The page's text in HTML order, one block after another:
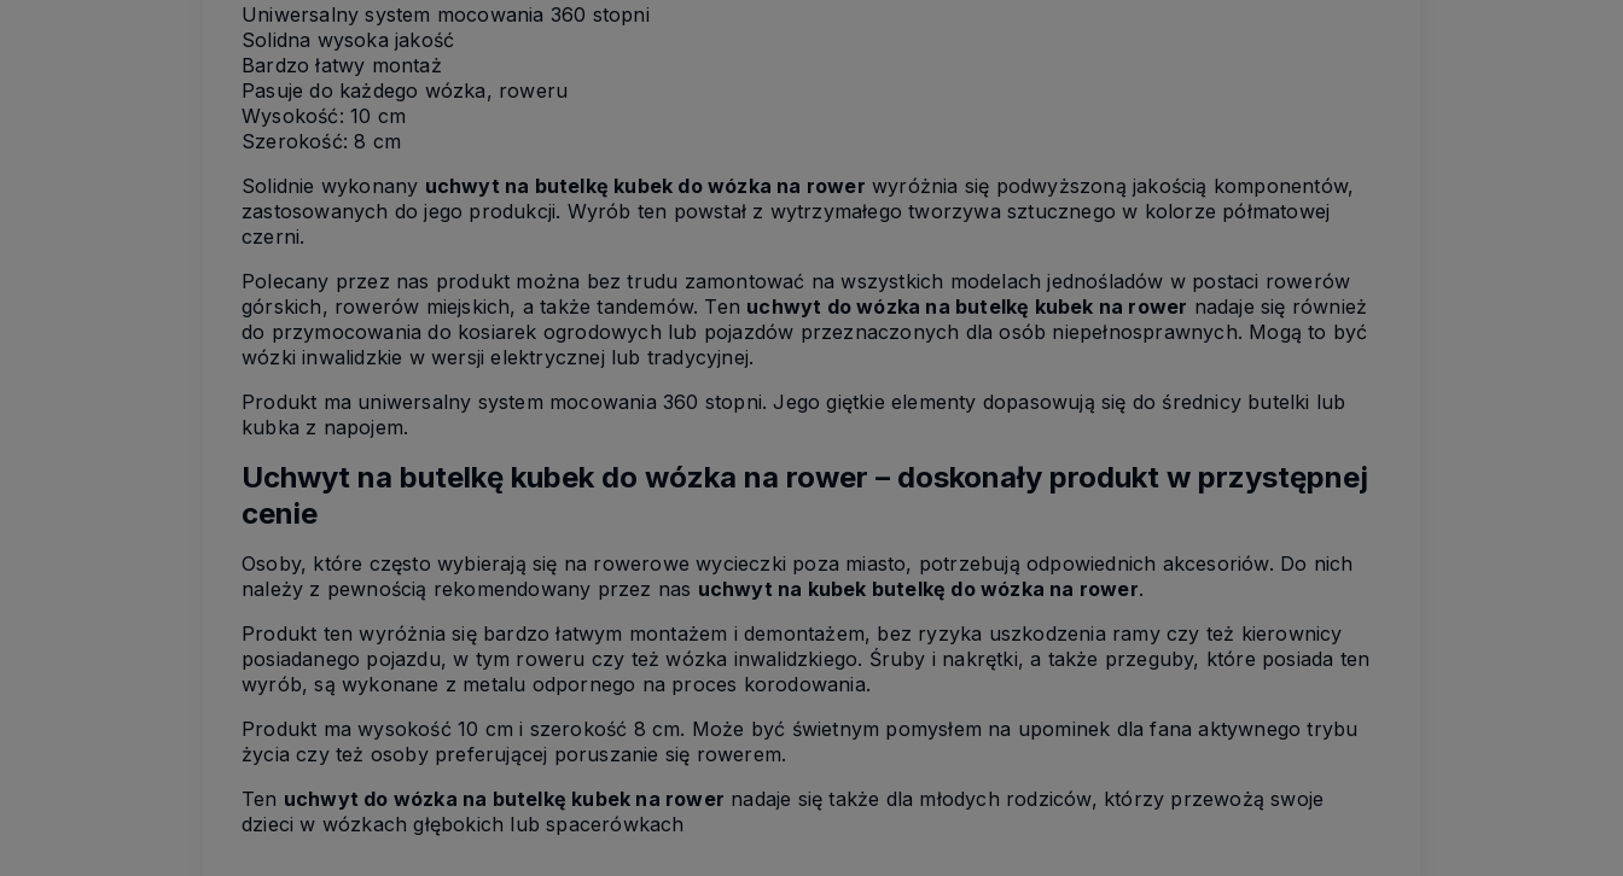
Uniwersalny system mocowania 360 stopni
Solidna wysoka jakość
Bardzo łatwy montaż
Pasuje do każdego wózka, roweru
Wysokość: 10 cm
Szerokość: 8 cm
Solidnie wykonany uchwyt na butelkę kubek do wózka na rower wyróżnia się podwyższoną jakością komponentów,
zastosowanych do jego produkcji. Wyrób ten powstał z wytrzymałego tworzywa sztucznego w kolorze półmatowej
czerni.
Polecany przez nas produkt można bez trudu zamontować na wszystkich modelach jednośladów w postaci rowerów
górskich, rowerów miejskich, a także tandemów. Ten uchwyt do wózka na butelkę kubek na rower nadaje się również
do przymocowania do kosiarek ogrodowych lub pojazdów przeznaczonych dla osób niepełnosprawnych. Mogą to być
wózki inwalidzkie w wersji elektrycznej lub tradycyjnej.
Produkt ma uniwersalny system mocowania 360 stopni. Jego giętkie elementy dopasowują się do średnicy butelki lub
kubka z napojem.
Uchwyt na butelkę kubek do wózka na rower – doskonały produkt w przystępnej
cenie
Osoby, które często wybierają się na rowerowe wycieczki poza miasto, potrzebują odpowiednich akcesoriów. Do nich
należy z pewnością rekomendowany przez nas uchwyt na kubek butelkę do wózka na rower.
Produkt ten wyróżnia się bardzo łatwym montażem i demontażem, bez ryzyka uszkodzenia ramy czy też kierownicy
posiadanego pojazdu, w tym roweru czy też wózka inwalidzkiego. Śruby i nakrętki, a także przeguby, które posiada ten
wyrób, są wykonane z metalu odpornego na proces korodowania.
Produkt ma wysokość 10 cm i szerokość 8 cm. Może być świetnym pomysłem na upominek dla fana aktywnego trybu
życia czy też osoby preferującej poruszanie się rowerem.
Ten uchwyt do wózka na butelkę kubek na rower nadaje się także dla młodych rodziców, którzy przewożą swoje
dzieci w wózkach głębokich lub spacerówkach